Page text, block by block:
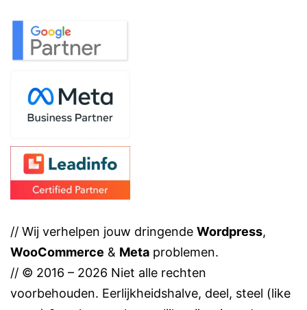
// Wij verhelpen jouw dringende Wordpress,
WooCommerce & Meta problemen.
// © 2016 – 2026 Niet alle rechten
voorbehouden. Eerlijkheidshalve, deel, steel (like